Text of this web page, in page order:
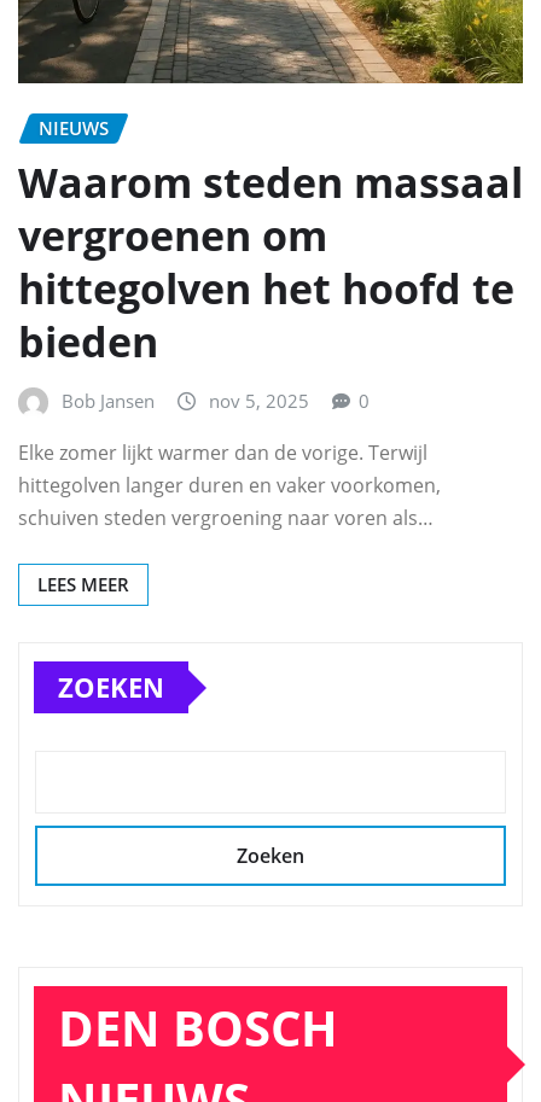
NIEUWS
Waarom steden massaal
vergroenen om
hittegolven het hoofd te
bieden
Bob Jansen nov 5, 2025 0
Elke zomer lijkt warmer dan de vorige. Terwijl
hittegolven langer duren en vaker voorkomen,
schuiven steden vergroening naar voren als…
LEES MEER
ZOEKEN
Zoeken
DEN BOSCH